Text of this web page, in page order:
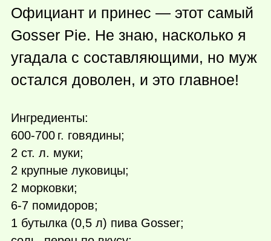
Официант и принес — этот самый
Gosser Pie. Не знаю, насколько я
угадала с составляющими, но муж
остался доволен, и это главное!
Ингредиенты:
600-700 г. говядины;
2 ст. л. муки;
2 крупные луковицы;
2 морковки;
6-7 помидоров;
1 бутылка (0,5 л) пива Gosser;